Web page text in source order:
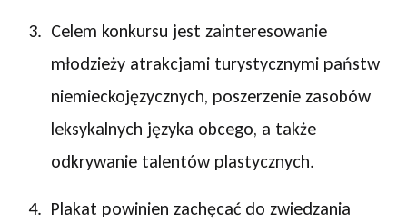
Celem konkursu jest zainteresowanie
młodzieży atrakcjami turystycznymi państw
niemieckojęzycznych, poszerzenie zasobów
leksykalnych języka obcego, a także
odkrywanie talentów plastycznych.
Plakat powinien zachęcać do zwiedzania